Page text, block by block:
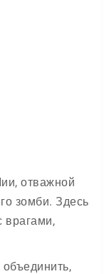
отважной
зомби. Здесь
врагами,